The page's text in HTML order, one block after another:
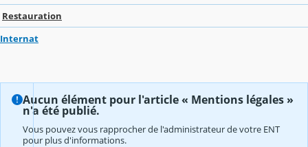
Restauration
Internat
Aucun élément pour l'article « Mentions légales »
n'a été publié.
Vous pouvez vous rapprocher de l'administrateur de votre ENT
pour plus d'informations.